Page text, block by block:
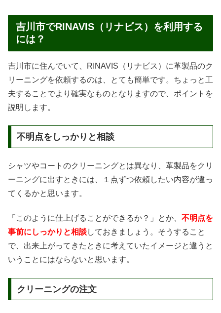
吉川市でRINAVIS（リナビス）を利用する
には？
吉川市に住んでいて、RINAVIS（リナビス）に革製品のク
リーニングを依頼するのは、とても簡単です。ちょっと工
夫することでより確実なものとなりますので、ポイントを
説明します。
不明点をしっかりと相談
シャツやコートのクリーニングとは異なり、革製品をクリ
ーニングに出すときには、１点ずつ依頼したい内容が違っ
てくるかと思います。
「このように仕上げることができるか？」とか、 不明点を
事前にしっかりと相談しておきましょう。そうすること
で、出来上がってきたときに考えていたイメージと違うと
いうことにはならないと思います。
クリーニングの注文